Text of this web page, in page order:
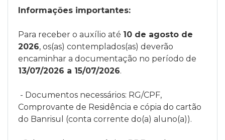
Informações importantes:
Para receber o auxílio até 10 de agosto de
2026, os(as) contemplados(as) deverão
encaminhar a documentação no período de
13/07/2026 a 15/07/2026.
- Documentos necessários: RG/CPF,
Comprovante de Residência e cópia do cartão
do Banrisul (conta corrente do(a) aluno(a)).